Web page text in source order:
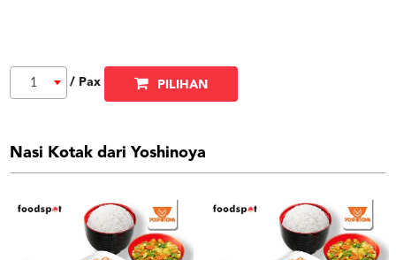
1 / Pax PILIHAN
Nasi Kotak dari Yoshinoya